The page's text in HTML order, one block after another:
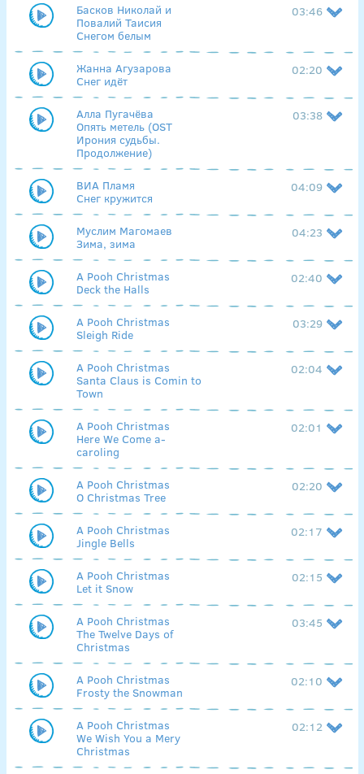
Басков Николай и
Повалий Таисия
Снегом белым
03:46
Жанна Агузарова
Снег идёт
02:20
Алла Пугачёва
Опять метель (OST
Ирония судьбы.
Продолжение)
03:38
ВИА Пламя
Снег кружится
04:09
Муслим Магомаев
Зима, зима
04:23
A Pooh Christmas
Deck the Halls
02:40
A Pooh Christmas
Sleigh Ride
03:29
A Pooh Christmas
Santa Claus is Comin to
Town
02:04
A Pooh Christmas
Here We Come a-
caroling
02:01
A Pooh Christmas
O Christmas Tree
02:20
A Pooh Christmas
Jingle Bells
02:17
A Pooh Christmas
Let it Snow
02:15
A Pooh Christmas
The Twelve Days of
Christmas
03:45
A Pooh Christmas
Frosty the Snowman
02:10
A Pooh Christmas
We Wish You a Mery
Christmas
02:12